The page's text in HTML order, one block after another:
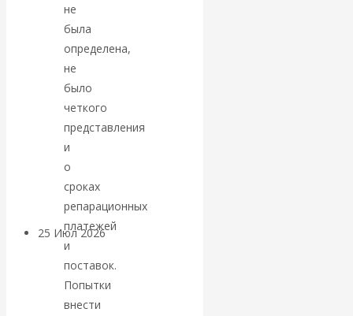
Валентин
КАтасонов.
Может ли
Америка
покинуть НАТО?
25 Июл 2026Комментарии,
интервью и беседы
«Об этом
не
была
определена,
не
было
четкого
представления
и
о
сроках
репарационных
платежей
и
поставок.
Попытки
внести